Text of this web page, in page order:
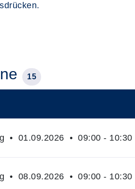
15
• 01.09.2026 • 09:00 - 10:30
• 08.09.2026 • 09:00 - 10:30